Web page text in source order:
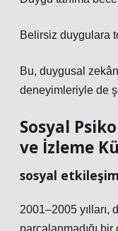
Belirsiz duygulara
Bu, duygusal
deneyimleriyle de
Sosyal
ve İzleme
sosyal etkileşim
2001–2005
parçalanmadığı